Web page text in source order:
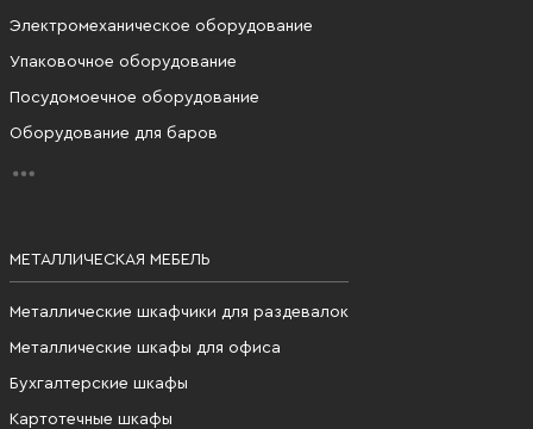
Электромеханическое оборудование
Упаковочное оборудование
Посудомоечное оборудование
Оборудование для баров
МЕТАЛЛИЧЕСКАЯ МЕБЕЛЬ
Металлические шкафчики для раздевалок
Металлические шкафы для офиса
Бухгалтерские шкафы
Картотечные шкафы